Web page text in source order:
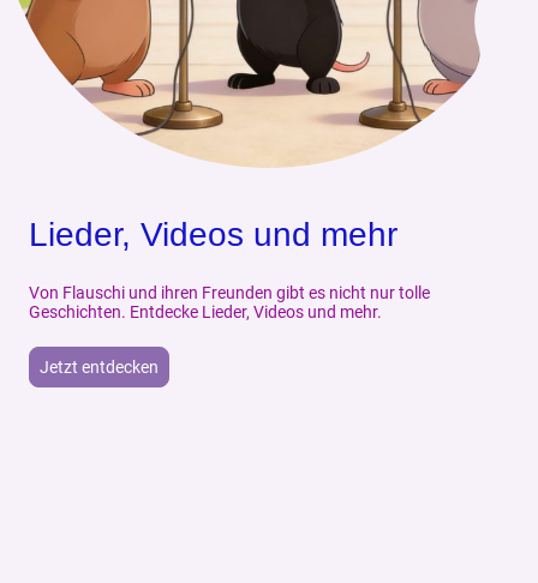
Lieder, Videos und mehr
Von Flauschi und ihren Freunden gibt es nicht nur tolle
Geschichten. Entdecke Lieder, Videos und mehr.
Jetzt entdecken